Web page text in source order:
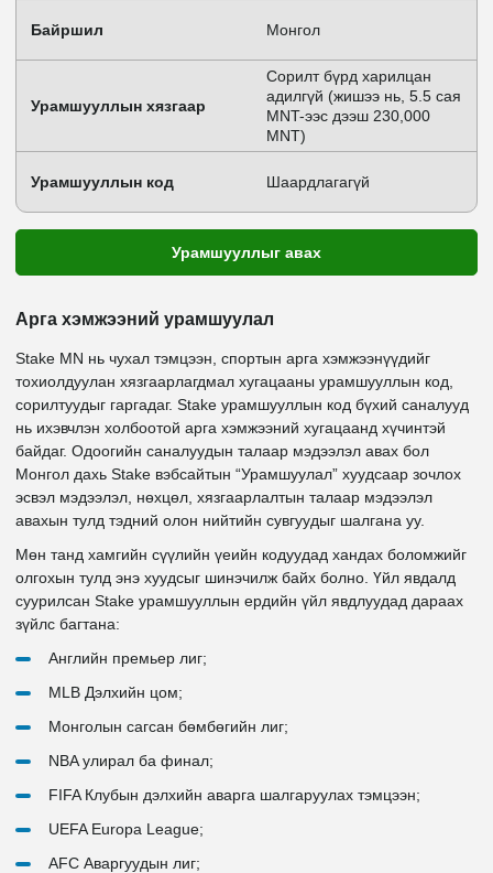
Байршил Монгол
Урамшууллын хязгаар
Сорилт бүрд харилцан
адилгүй (жишээ нь, 5.5 сая
MNT-ээс дээш 230,000
MNT)
Урамшууллын код Шаардлагагүй
Урамшууллыг авах
Арга хэмжээний урамшуулал
Stake MN нь чухал тэмцээн, спортын арга хэмжээнүүдийг
тохиолдуулан хязгаарлагдмал хугацааны урамшууллын код,
сорилтуудыг гаргадаг. Stake урамшууллын код бүхий саналууд
нь ихэвчлэн холбоотой арга хэмжээний хугацаанд хүчинтэй
байдаг. Одоогийн саналуудын талаар мэдээлэл авах бол
Монгол дахь Stake вэбсайтын “Урамшуулал” хуудсаар зочлох
эсвэл мэдээлэл, нөхцөл, хязгаарлалтын талаар мэдээлэл
авахын тулд тэдний олон нийтийн сувгуудыг шалгана уу.
Мөн танд хамгийн сүүлийн үеийн кодуудад хандах боломжийг
олгохын тулд энэ хуудсыг шинэчилж байх болно. Үйл явдалд
суурилсан Stake урамшууллын ердийн үйл явдлуудад дараах
зүйлс багтана:
Английн премьер лиг;
MLB Дэлхийн цом;
Монголын сагсан бөмбөгийн лиг;
NBA улирал ба финал;
FIFA Клубын дэлхийн аварга шалгаруулах тэмцээн;
UEFA Europa League;
AFC Аваргуудын лиг;